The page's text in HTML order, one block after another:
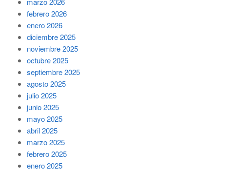
febrero 2026
enero 2026
diciembre 2025
noviembre 2025
octubre 2025
septiembre 2025
agosto 2025
julio 2025
junio 2025
mayo 2025
abril 2025
marzo 2025
febrero 2025
enero 2025